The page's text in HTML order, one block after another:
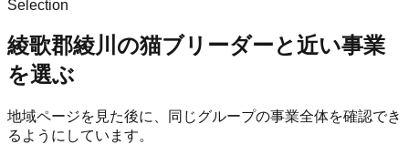
Selection
綾歌郡綾川の猫ブリーダーと近い事業
を選ぶ
地域ページを見た後に、同じグループの事業全体を確認でき
るようにしています。